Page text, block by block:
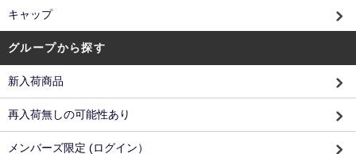
キャップ
グループから探す
新入荷商品
再入荷無しの可能性あり
メンバーズ限定 (ログイン）